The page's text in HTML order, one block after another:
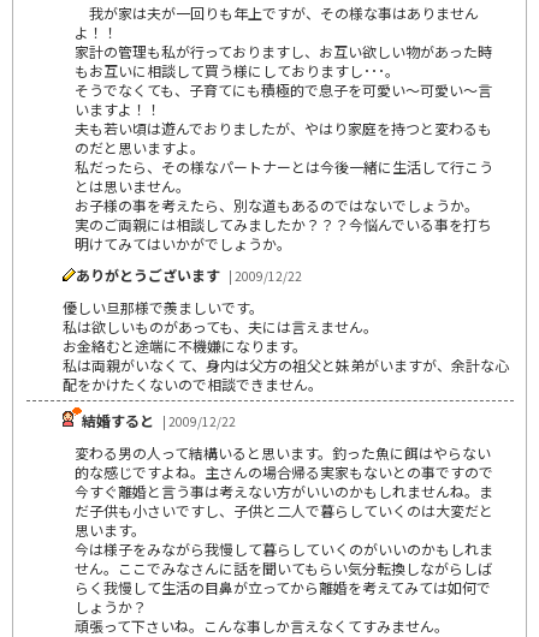
我が家は夫が一回りも年上ですが、その様な事はありません
よ！！
家計の管理も私が行っておりますし、お互い欲しい物があった時
もお互いに相談して買う様にしておりますし･･･。
そうでなくても、子育てにも積極的で息子を可愛い～可愛い～言
いますよ！！
夫も若い頃は遊んでおりましたが、やはり家庭を持つと変わるも
のだと思いますよ。
私だったら、その様なパートナーとは今後一緒に生活して行こう
とは思いません。
お子様の事を考えたら、別な道もあるのではないでしょうか。
実のご両親には相談してみましたか？？？今悩んでいる事を打ち
明けてみてはいかがでしょうか。
ありがとうございます | 2009/12/22
優しい旦那様で羨ましいです。
私は欲しいものがあっても、夫には言えません。
お金絡むと途端に不機嫌になります。
私は両親がいなくて、身内は父方の祖父と妹弟がいますが、余計な心
配をかけたくないので相談できません。
結婚すると
| 2009/12/22
変わる男の人って結構いると思います。釣った魚に餌はやらない
的な感じですよね。主さんの場合帰る実家もないとの事ですので
今すぐ離婚と言う事は考えない方がいいのかもしれませんね。ま
だ子供も小さいですし、子供と二人で暮らしていくのは大変だと
思います。
今は様子をみながら我慢して暮らしていくのがいいのかもしれま
せん。ここでみなさんに話を聞いてもらい気分転換しながらしば
らく我慢して生活の目鼻が立ってから離婚を考えてみては如何で
しょうか？
頑張って下さいね。こんな事しか言えなくてすみません。